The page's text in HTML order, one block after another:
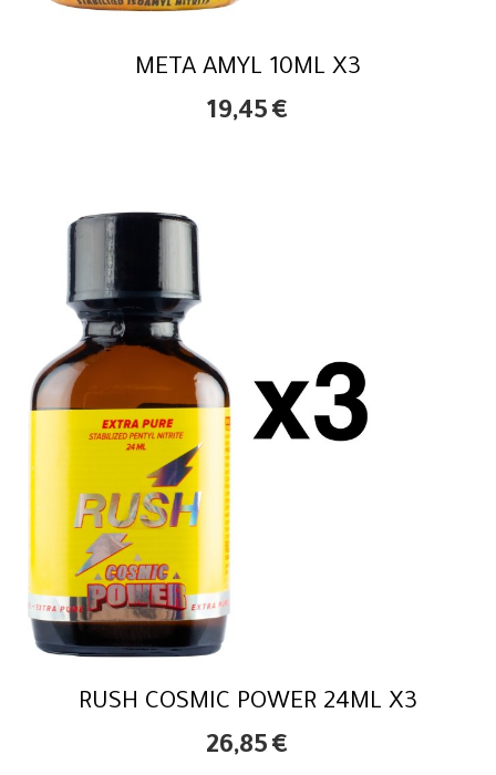
META AMYL 10ML X3
19,45 €
RUSH COSMIC POWER 24ML X3
26,85 €